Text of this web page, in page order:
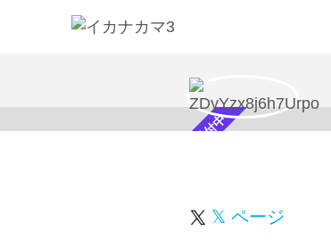
スカウト受付中
𝕏 ページ